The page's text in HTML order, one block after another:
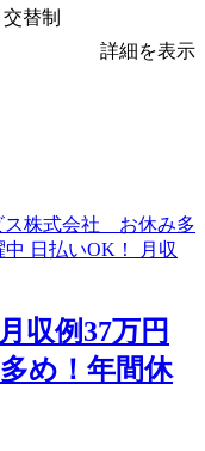
替制
詳細を表示
収例37万円
め！年間休